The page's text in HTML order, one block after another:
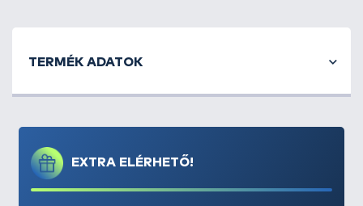
EXTRA ELÉRHETŐ!
TERMÉK ADATOK